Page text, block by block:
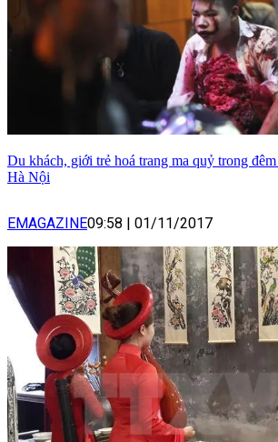
Du khách, giới trẻ hoá trang ma quỷ trong
Hà Nội
EMAGAZINE09:58 | 01/11/2017